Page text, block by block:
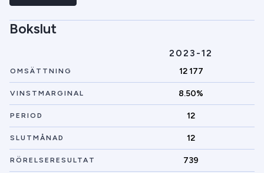
Bokslut
2023-12
OMSÄTTNING 12 177
VINSTMARGINAL 8.50%
PERIOD 12
SLUTMÅNAD 12
RÖRELSERESULTAT 739